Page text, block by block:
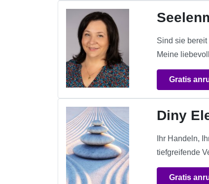
Sind sie
Meine
Gratis
Diny
Ihr Handeln,
tiefgreifende
Gratis